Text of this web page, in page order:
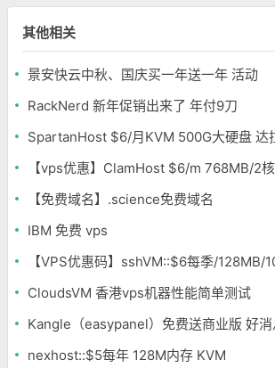
其他相关
景安快云中秋、国庆买一年送一年 活动
RackNerd 新年促销出来了 年付9刀
SpartanHost $6/月KVM 500G大硬盘 达
【免费域名】.science免费域名
IBM 免费 vps
CloudsVM 香港vps机器性能简单测试
Kangle（easypanel）免费送商业版 好消
nexhost::$5每年 128M内存 KVM